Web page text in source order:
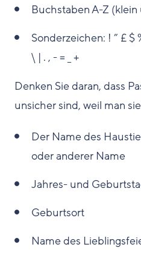
Buchstaben A-Z
Sonderzeichen: ! ” £ $
\ | . , - = _ +
Denken Sie daran, dass
unsicher sind, weil man
Der Name des
oder anderer Name
Jahres- und
Geburtsort
Name des